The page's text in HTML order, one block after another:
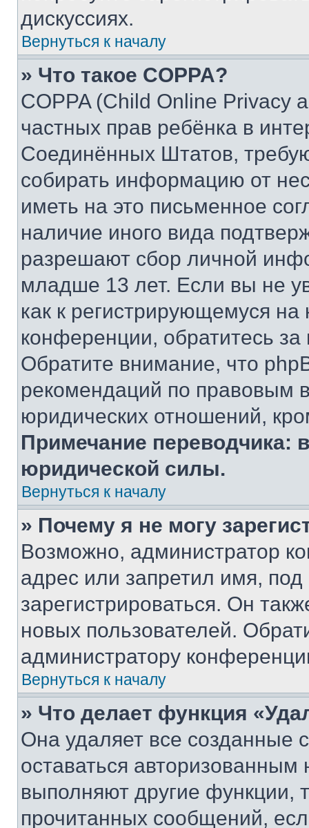
дискуссиях.
Вернуться к началу
» Что такое COPPA?
COPPA (Child Online Privacy
частных прав ребёнка в
Соединённых Штатов,
собирать информацию от
иметь на это письменное
наличие иного вида
разрешают сбор личной
младше 13 лет. Если вы не
как к регистрирующемуся
конференции, обратитесь
Обратите внимание, что
рекомендаций по правовым
юридических отношений,
Примечание переводчика:
юридической силы.
Вернуться к началу
» Почему я не могу
Возможно, администратор
адрес или запретил имя,
зарегистрироваться. Он
новых пользователей.
администратору
Вернуться к началу
» Что делает функция
Она удаляет все созданные
оставаться
выполняют другие функции,
прочитанных сообщений,